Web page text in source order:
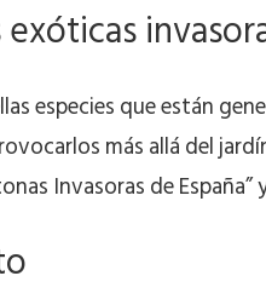
especies que están
más allá del
Invasoras de